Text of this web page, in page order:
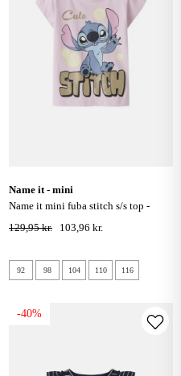
name it - mini
name it mini fuba stitch s/s top -
pirouette
129,95 kr. 103,96 kr.
92 98 104 110 116
-40%